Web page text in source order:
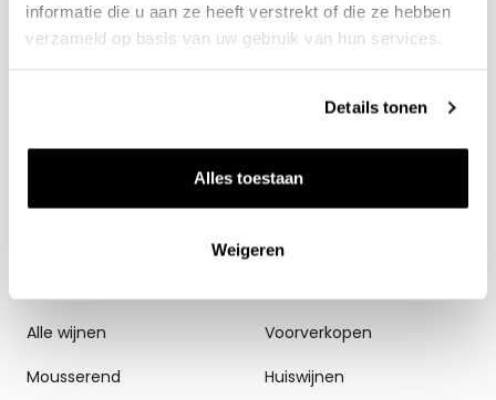
informatie die u aan ze heeft verstrekt of die ze hebben
verzameld op basis van uw gebruik van hun services.
Details tonen
Alles toestaan
Weigeren
Aanmelden
Alle wijnen
Mousserend
Thema's
Voorverkopen
Huiswijnen